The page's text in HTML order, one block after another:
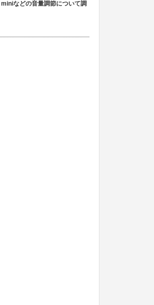
などの音量調節について調